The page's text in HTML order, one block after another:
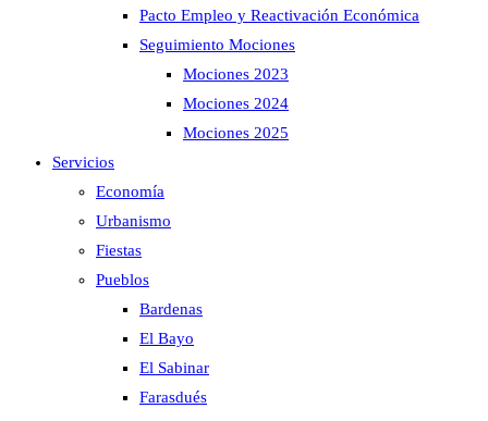
Pacto Empleo y Reactivación Económica
Seguimiento Mociones
Mociones 2023
Mociones 2024
Mociones 2025
Servicios
Economía
Urbanismo
Fiestas
Pueblos
Bardenas
El Bayo
El Sabinar
Farasdués